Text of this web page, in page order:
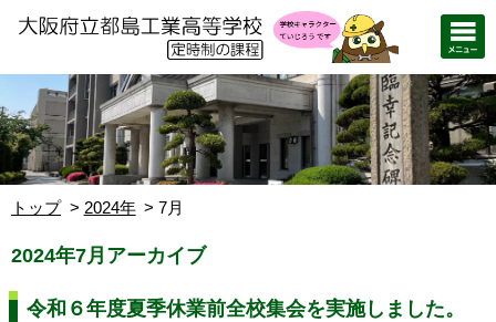
トップ 2024年 7月
2024年7月アーカイブ
令和６年度夏季休業前全校集会を実施しました。